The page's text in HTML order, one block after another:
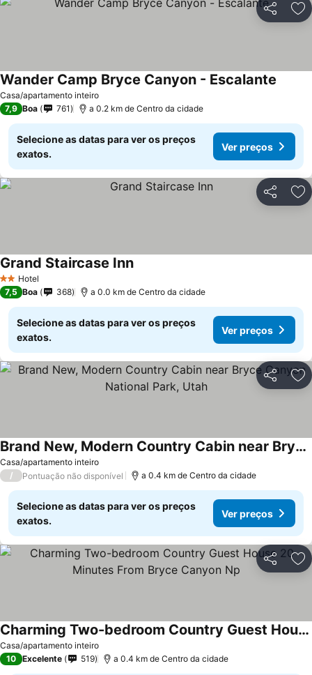
Partilhar
Casa/apartamento inteiro
Wander Camp Bryce Canyon - Escalante
7,9 Boa 761 a 0.2 km de Centro da cidade
Selecione as datas para ver os preços
exatos.
Ver preços
Partilhar
2 Estrelas
Hotel
Grand Staircase Inn
7,5 Boa 368 a 0.0 km de Centro da cidade
Selecione as datas para ver os preços
exatos.
Ver preços
Partilhar
Casa/apartamento inteiro
Brand New, Modern Country Cabin near Bryce Canyon National Park, Utah
/ Pontuação não disponível a 0.4 km de Centro da cidade
Selecione as datas para ver os preços
exatos.
Ver preços
Partilhar
Casa/apartamento inteiro
Charming Two-bedroom Country Guest House 20 Minutes From Bryce Canyon Np
10 Excelente 519 a 0.4 km de Centro da cidade